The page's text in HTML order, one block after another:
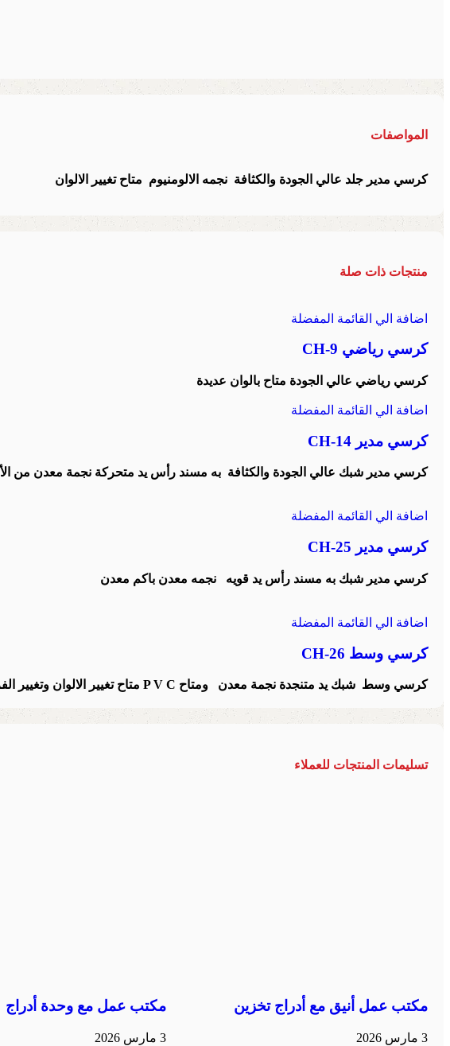
المواصفات
كرسي مدير جلد عالي الجودة والكثافة نجمه الالومنيوم متاح تغيير الالوان
منتجات ذات صلة
اضافة الي القائمة المفضلة
كرسي رياضي CH-9
كرسي رياضي عالي الجودة متاح بالوان عديدة
اضافة الي القائمة المفضلة
كرسي مدير CH-14
كرسي مدير شبك عالي الجودة والكثافة به مسند رأس يد متحركة نجمة معدن من
اضافة الي القائمة المفضلة
كرسي مدير CH-25
كرسي مدير شبك به مسند رأس يد قويه نجمه معدن باكم معدن
اضافة الي القائمة المفضلة
كرسي وسط CH-26
كرسي وسط شبك يد متنجدة نجمة معدن ومتاح P V C متاح تغيير الالوان وتغيير الفريم ابيض واسود
تسليمات المنتجات للعملاء
مكتب عمل أنيق مع أدراج تخزين
3 مارس 2026
مكتب عمل مع وحدة أدراج
3 مارس 2026